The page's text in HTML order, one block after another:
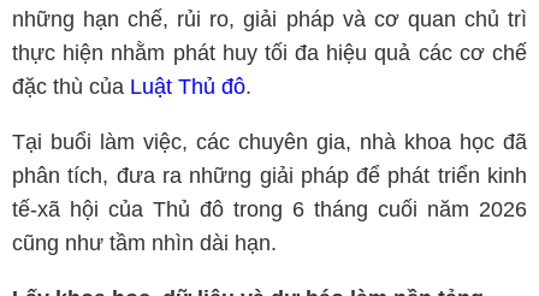
những hạn chế, rủi ro, giải pháp và cơ quan chủ trì
thực hiện nhằm phát huy tối đa hiệu quả các cơ chế
đặc thù của Luật Thủ đô.
Tại buổi làm việc, các chuyên gia, nhà khoa học đã
phân tích, đưa ra những giải pháp để phát triển kinh
tế-xã hội của Thủ đô trong 6 tháng cuối năm 2026
cũng như tầm nhìn dài hạn.